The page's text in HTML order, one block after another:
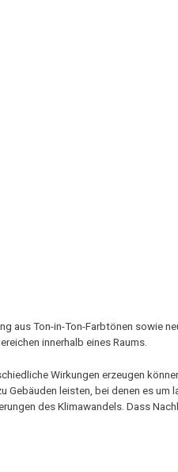
aus Ton-in-Ton-Farbtönen sowie
innerhalb eines Raums.
Wirkungen erzeugen
Gebäuden leisten, bei denen es
des Klimawandels. Dass